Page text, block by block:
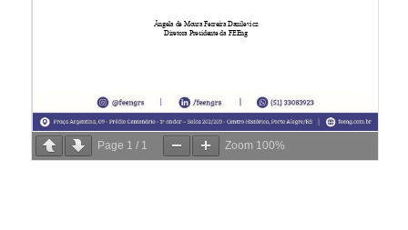
Page 1 / 1 Zoom 100%